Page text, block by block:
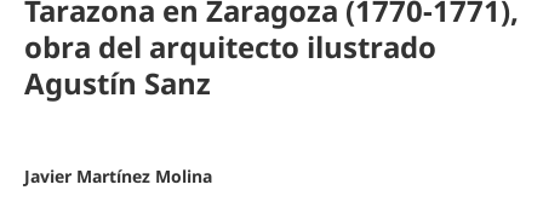
Tarazona en Zaragoza (1770-1771),
obra del arquitecto ilustrado
Agustín Sanz
Javier Martínez Molina